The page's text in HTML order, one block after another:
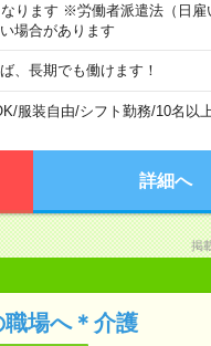
ります ※労働者派遣法（日雇
場合があります
長期でも働けます！
/服装自由/シフト勤務/10名以
詳細へ
掲
場へ＊介護